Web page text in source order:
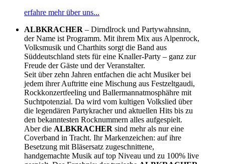
erfahre mehr über uns...
ALBKRACHER – Dirndlrock und Partywahnsinn,
der Name ist Programm. Mit ihrem Mix aus Alpenrock,
Volksmusik und Charthits sorgt die Band aus
Süddeutschland stets für eine Knaller-Party – ganz zur
Freude der Gäste und der Veranstalter.
Seit über zehn Jahren entfachen die acht Musiker bei
jedem ihrer Auftritte eine Mischung aus Festzeltgaudi,
Rockkonzertfeeling und Ballermannatmosphähre mit
Suchtpotenzial. Da wird vom kultigen Volkslied über
die legendären Partykracher und aktuellen Hits bis zu
den bekanntesten Rocknummern alles aufgespielt.
Aber die ALBKRACHER sind mehr als nur eine
Coverband in Tracht. Ihr Markenzeichen: auf ihre
Besetzung mit Bläsersatz zugeschnittene,
handgemachte Musik auf top Niveau und zu 100% live